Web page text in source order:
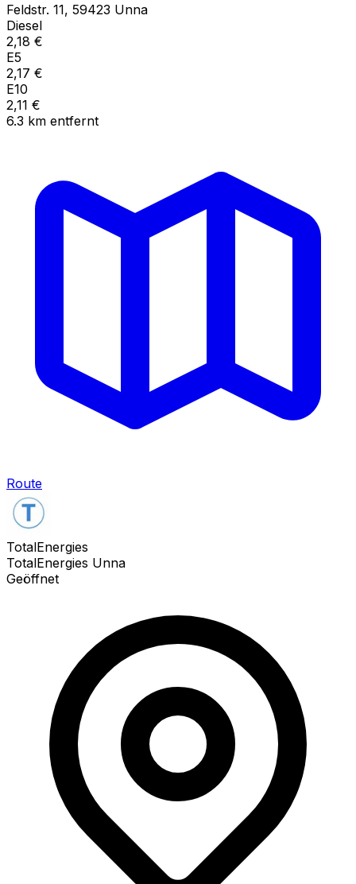
Feldstr. 11, 59423 Unna
Diesel
2,18 €
E5
2,17 €
E10
2,11 €
6.3 km entfernt
Route
TotalEnergies
TotalEnergies Unna
Geöffnet